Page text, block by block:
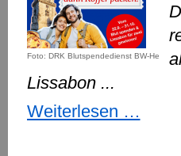
Foto: DRK Blutspendedienst BW-He
Lissabon ...
Weiterlesen …Blut